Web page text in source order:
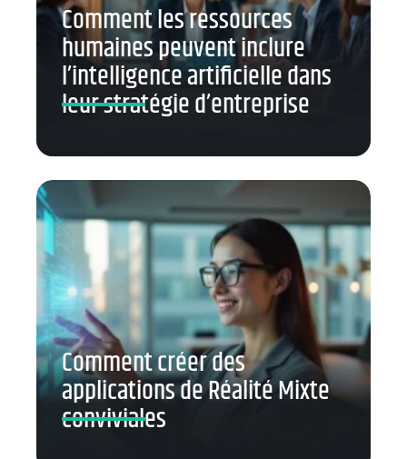
Comment les ressources
humaines peuvent inclure
l’intelligence artificielle dans
leur stratégie d’entreprise
Comment créer des
applications de Réalité Mixte
conviviales